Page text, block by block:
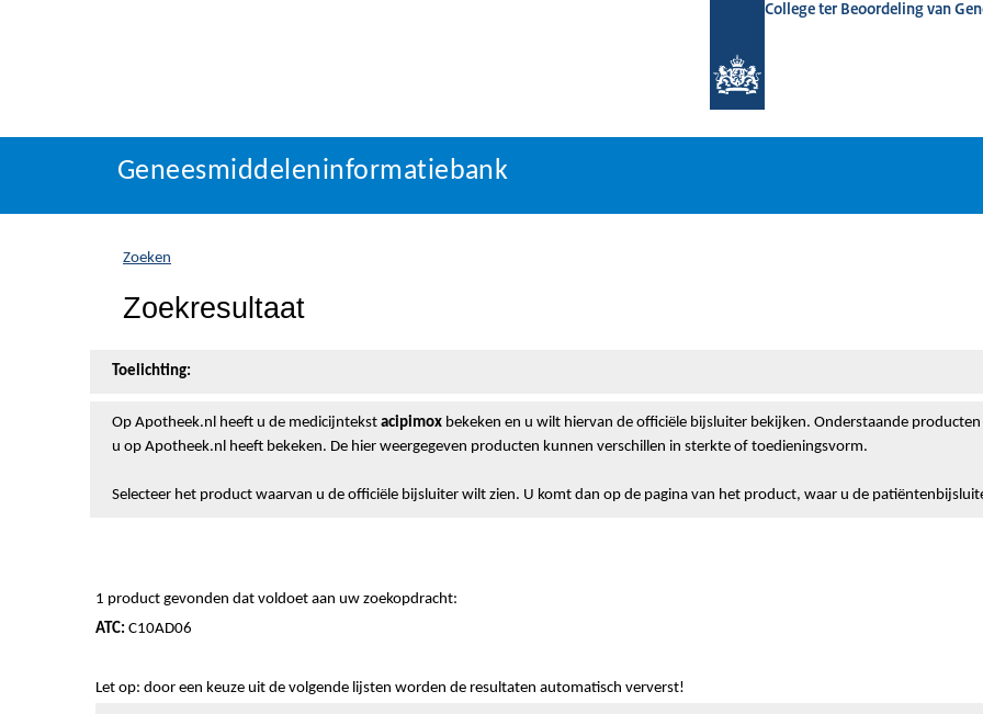
College ter Beoordeling van
Geneesmiddeleninformatiebank
U
zich
hier:
Geneesmiddeleninformatiebank
Zoeken
Zoekresultaat
Toelichting:
Op Apotheek.nl heeft u de medicijntekst acipimox bekeken en u wilt hiervan de officiële bijsluiter bekijken. Onderstaande
u op Apotheek.nl heeft bekeken. De hier weergegeven producten kunnen verschillen in sterkte of toedieningsvorm.
Selecteer het product waarvan u de officiële bijsluiter wilt zien. U komt dan op de pagina van het product, waar u de
1 product gevonden dat voldoet aan uw zoekopdracht:
ATC: C10AD06
Let op: door een keuze uit de volgende lijsten worden de resultaten automatisch ververst!